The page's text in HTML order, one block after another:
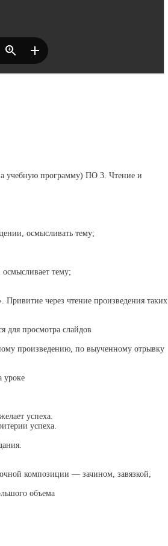
учебную программу) ПО 3. Чтение и
осмысливать тему;
тему;
Привитие через чтение произведения таких
просмотра слайдов
произведению, по выученному отрывку
уроке
успеха.
успеха.
композиции — зачином, завязкой,
объема